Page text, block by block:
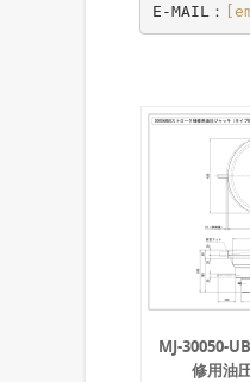
E-MAIL：
MJ-30050-
修用油